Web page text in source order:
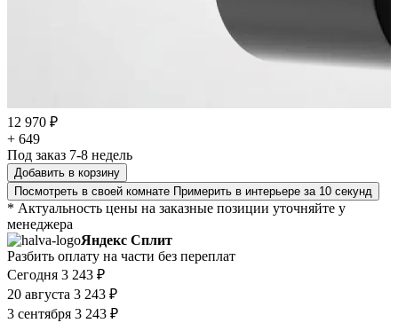
12 970 ₽
+ 649
Под заказ 7-8 недель
Добавить в корзину
Посмотреть в своей комнате Примерить в интерьере за 10 секунд
* Актуальность цены на заказные позиции уточняйте у
менеджера
Яндекс Сплит
Разбить оплату на части без переплат
Сегодня 3 243 ₽
20 августа 3 243 ₽
3 сентября 3 243 ₽